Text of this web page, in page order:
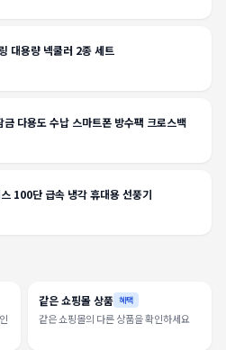
대용량 넥쿨러 2종 세트
다용도 수납 스마트폰 방수팩 크로스백
100단 급속 냉각 휴대용 선풍기
같은 쇼핑몰 상품 혜택
같은 쇼핑몰의 다른 상품을 확인하세요